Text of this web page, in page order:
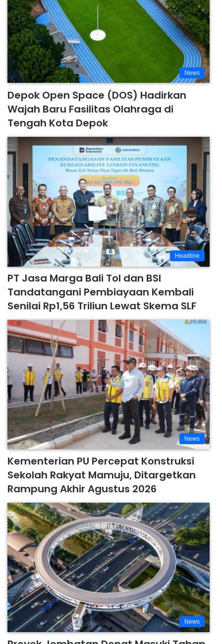
News
Depok Open Space (DOS) Hadirkan
Wajah Baru Fasilitas Olahraga di
Tengah Kota Depok
Headline
PT Jasa Marga Bali Tol dan BSI
Tandatangani Pembiayaan Kembali
Senilai Rp1,56 Triliun Lewat Skema SLF
News
Kementerian PU Percepat Konstruksi
Sekolah Rakyat Mamuju, Ditargetkan
Rampung Akhir Agustus 2026
News